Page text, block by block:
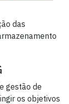
das
gestão de
os objetivos